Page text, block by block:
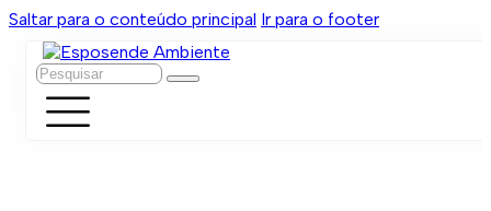
Saltar para o conteúdo principal Ir para o footer
Pesquisar